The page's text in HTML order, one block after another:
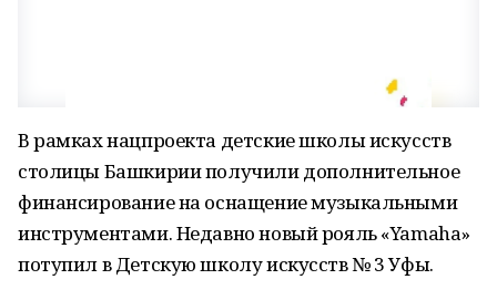
В рамках нацпроекта детские школы искусств
столицы Башкирии получили дополнительное
финансирование на оснащение музыкальными
инструментами. Недавно новый рояль «Yamaha»
потупил в Детскую школу искусств № 3 Уфы.